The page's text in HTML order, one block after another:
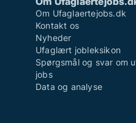
Om Ufaglaertejobs.dk
Kontakt os
Nyheder
Ufaglært jobleksikon
Spørgsmål og svar om
jobs
Data og analyse